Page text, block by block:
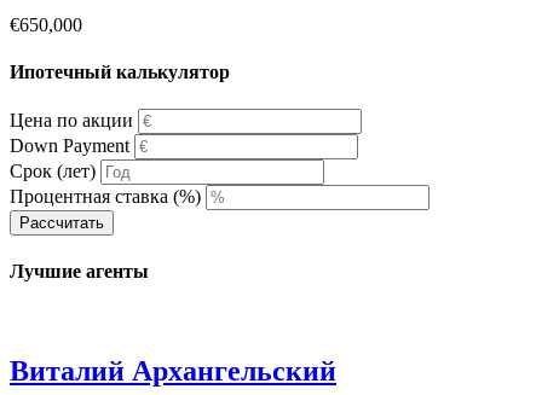
€650,000
Ипотечный калькулятор
Цена по акции
Down Payment
Срок (лет)
Процентная ставка (%)
Рассчитать
Лучшие агенты
Виталий Архангельский